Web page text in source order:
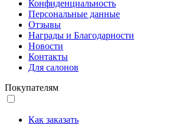
Конфиденциальность
Персональные данные
Отзывы
Награды и Благодарности
Новости
Контакты
Для салонов
Покупателям
Как заказать